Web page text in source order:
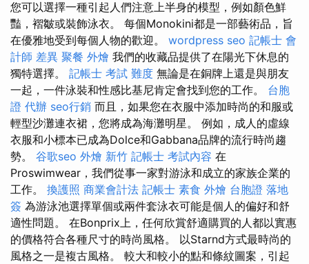
您可以選擇一種引起人們注意上半身的模型，例如顏色鮮
豔，褶皺或裝飾泳衣。 每個Monokini都是一部藝術品，旨
在優雅地受到每個人物的歡迎。 wordpress seo 記帳士 會
計師 差異 聚餐 外燴 我們的收藏品提供了在陽光下休息的
獨特選擇。 記帳士 考試 難度 無論是在銅牌上還是與朋友
一起，一件泳裝和性感比基尼肯定會找到您的工作。 台胞
證 代辦 seo行銷 而且，如果您在衣服中添加時尚的和服或
輕型沙灘連衣裙，您將成為海灘明星。 例如，成人的虛線
衣服和小標本已成為Dolce和Gabbana品牌的流行時尚趨
勢。 谷歌seo 外燴 新竹 記帳士 考試內容 在
Proswimwear，我們從事一家對游泳和成立的家族企業的
工作。 換護照 商業會計法 記帳士 素食 外燴 台胞證 落地
簽 為游泳池選擇單個或兩件套泳衣可能是個人的偏好和舒
適性問題。 在Bonprix上，任何欣賞舒適購買的人都以實惠
的價格符合各種尺寸的時尚風格。 以Starnd方式最時尚的
風格之一是複古風格。 較大和較小的點和條紋圖案，引起